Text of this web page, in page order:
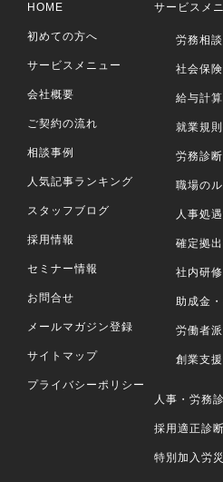
HOME
初めての方へ
サービスメニュー
会社概要
ご契約の流れ
相談事例
人気記事ランキング
スタッフブログ
採用情報
セミナー情報
お問合せ
メールマガジン登録
サイトマップ
プライバシーポリシー
サービスメ
労務相
社会保
給与計
就業規
労務診
職場の
人事処
確定拠
社内研修
助成金
労働者
創業支援
人事・労務
採用適正診断
特別加入労災